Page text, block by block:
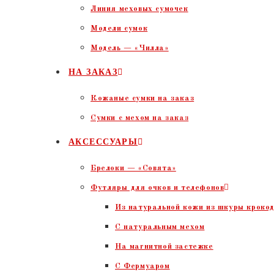
Линия меховых сумочек
Модели сумок
Модель — «Чилла»
НА ЗАКАЗ
Кожаные сумки на заказ
Сумки с мехом на заказ
АКСЕССУАРЫ
Брелоки — «Совята»
Футляры для очков и телефонов
Из натуральной кожи из шкуры
С натуральным мехом
На магнитной застежке
С Фермуаром